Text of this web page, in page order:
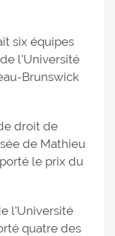
six équipes
l’Université
Brunswick
droit de
de Mathieu
le prix du
l’Université
quatre des